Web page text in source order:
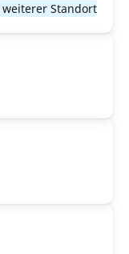
weiterer Standort